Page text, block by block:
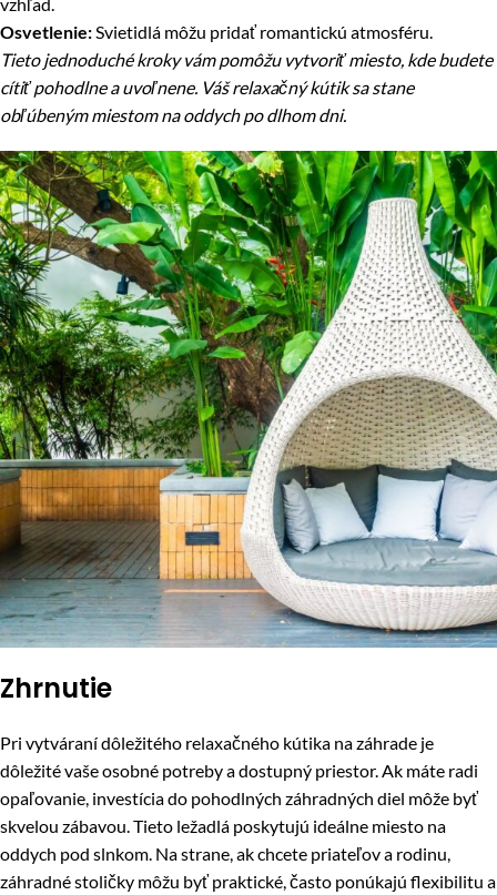
Osvetlenie: Svietidlá môžu pridať romantickú atmosféru.
Tieto jednoduché kroky vám pomôžu vytvoriť miesto, kde budete
cítiť pohodlne a uvoľnene. Váš relaxačný kútik sa stane
obľúbeným miestom na oddych po dlhom dni.
Zhrnutie
Pri vytváraní dôležitého relaxačného kútika na záhrade je
dôležité vaše osobné potreby a dostupný priestor. Ak máte radi
opaľovanie, investícia do pohodlných záhradných diel môže byť
skvelou zábavou. Tieto ležadlá poskytujú ideálne miesto na
oddych pod slnkom. Na strane, ak chcete priateľov a rodinu,
záhradné stoličky môžu byť praktické, často ponúkajú flexibilitu a